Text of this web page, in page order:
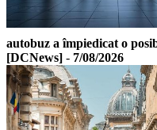
autobuz a împiedicat o
[DCNews] - 7/08/2026